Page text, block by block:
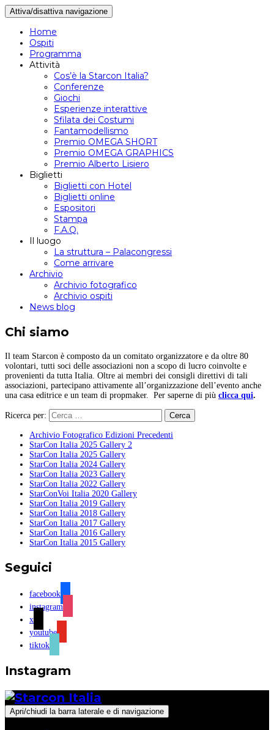
Attiva/disattiva navigazione
Home
Ospiti
Programma
Attività
Cos’è la Starcon Italia?
Conferenze
Giochi
Esperienze interattive
Sfilata dei Costumi
Fantamodellismo
Premio OMEGA SHORT
Premio OMEGA GRAPHICS
Premio Alberto Lisiero
Biglietti
Biglietti con Hotel
Biglietti online
Espositori
Stampa
F.A.Q.
Il luogo
La struttura – Palacongressi
Come arrivare
Archivio
Archivio fotografico
Archivio ospiti
News blog
Chi siamo
Il team Starcon è composto da un comitato organizzatore e da oltre 80
volontari, tutti soci delle associazioni non a scopo di lucro coinvolte e
provenienti da tutta Italia. Oltre ai membri dei consigli direttivi di tali
associazioni, partecipano attivamente all’organizzazione dell’evento anche
una casa editrice e un team di propmaker. Per saperne di più clicca qui.
Ricerca per:
Archivio Fotografico Edizioni Precedenti
StarCon Italia 2025 Gallery 2
StarCon Italia 2025 Gallery
StarCon Italia 2024 Gallery
StarCon Italia 2023 Gallery
StarCon Italia 2022 Gallery
StarConVoi Italia 2020 Gallery
StarCon Italia 2019 Gallery
StarCon Italia 2018 Gallery
StarCon Italia 2017 Gallery
StarCon Italia 2016 Gallery
StarCon Italia 2015 Gallery
Seguici
facebook
instagram
x
youtube
tiktok
Instagram
Apri/chiudi la barra laterale e di navigazione